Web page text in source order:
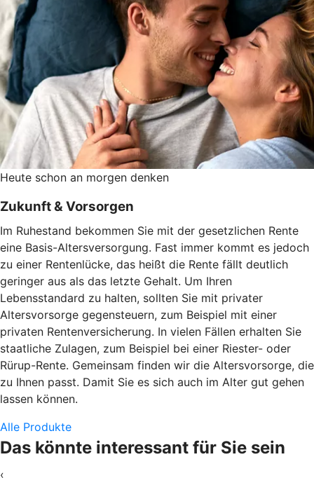
Heute schon an morgen denken
Zukunft & Vorsorgen
Im Ruhestand bekommen Sie mit der gesetzlichen Rente
eine Basis-Altersversorgung. Fast immer kommt es jedoch
zu einer Rentenlücke, das heißt die Rente fällt deutlich
geringer aus als das letzte Gehalt. Um Ihren
Lebensstandard zu halten, sollten Sie mit privater
Altersvorsorge gegensteuern, zum Beispiel mit einer
privaten Rentenversicherung. In vielen Fällen erhalten Sie
staatliche Zulagen, zum Beispiel bei einer Riester- oder
Rürup-Rente. Gemeinsam finden wir die Altersvorsorge, die
zu Ihnen passt. Damit Sie es sich auch im Alter gut gehen
lassen können.
Alle Produkte
Das könnte interessant für Sie sein
‹